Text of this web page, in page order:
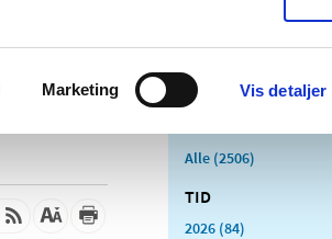
Marketing Vis detaljer
Alle (2506)
TID
2026 (84)